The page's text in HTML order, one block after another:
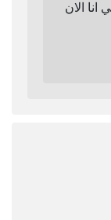
انا الان